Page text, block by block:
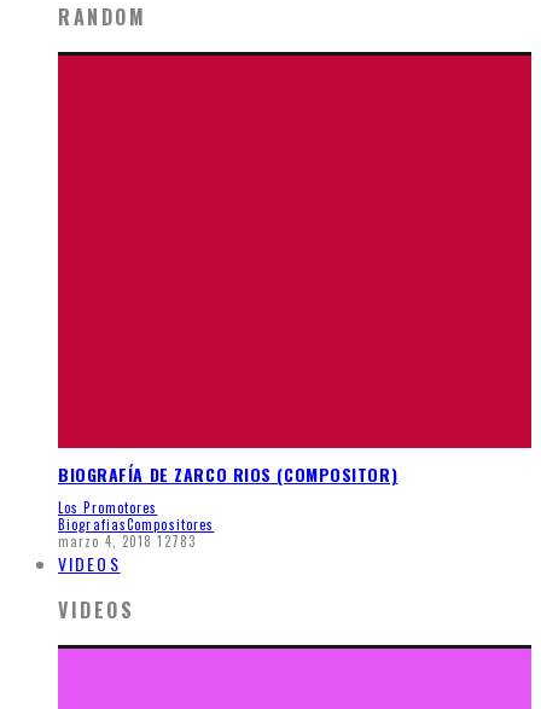
RANDOM
BIOGRAFÍA DE ZARCO RIOS (COMPOSITOR)
Los Promotores
BiografiasCompositores
marzo 4, 2018 12783
VIDEOS
VIDEOS